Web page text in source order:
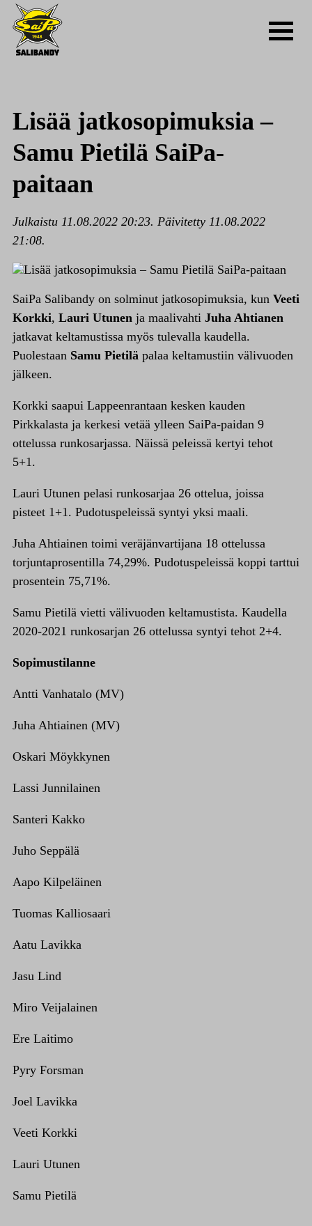
Lisää jatkosopimuksia –
Samu Pietilä SaiPa-
paitaan
Julkaistu 11.08.2022 20:23. Päivitetty 11.08.2022
21:08.
SaiPa Salibandy on solminut jatkosopimuksia, kun Veeti
Korkki, Lauri Utunen ja maalivahti Juha Ahtianen
jatkavat keltamustissa myös tulevalla kaudella.
Puolestaan Samu Pietilä palaa keltamustiin välivuoden
jälkeen.
Korkki saapui Lappeenrantaan kesken kauden
Pirkkalasta ja kerkesi vetää ylleen SaiPa-paidan 9
ottelussa runkosarjassa. Näissä peleissä kertyi tehot
5+1.
Lauri Utunen pelasi runkosarjaa 26 ottelua, joissa
pisteet 1+1. Pudotuspeleissä syntyi yksi maali.
Juha Ahtiainen toimi veräjänvartijana 18 ottelussa
torjuntaprosentilla 74,29%. Pudotuspeleissä koppi tarttui
prosentein 75,71%.
Samu Pietilä vietti välivuoden keltamustista. Kaudella
2020-2021 runkosarjan 26 ottelussa syntyi tehot 2+4.
Sopimustilanne
Antti Vanhatalo (MV)
Juha Ahtiainen (MV)
Oskari Möykkynen
Lassi Junnilainen
Santeri Kakko
Juho Seppälä
Aapo Kilpeläinen
Tuomas Kalliosaari
Aatu Lavikka
Jasu Lind
Miro Veijalainen
Ere Laitimo
Pyry Forsman
Joel Lavikka
Veeti Korkki
Lauri Utunen
Samu Pietilä